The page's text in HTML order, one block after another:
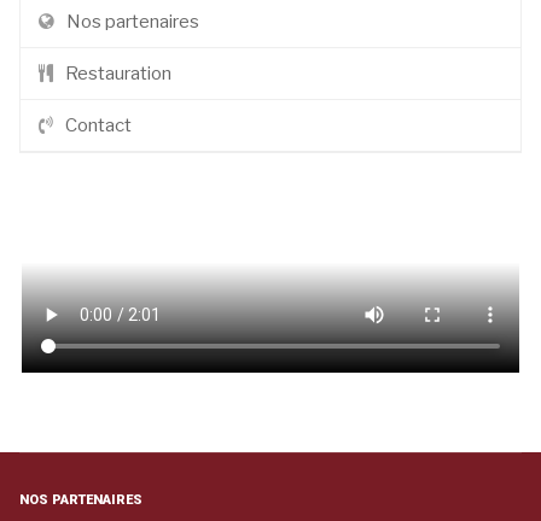
Nos partenaires
Restauration
Contact
NOS PARTENAIRES